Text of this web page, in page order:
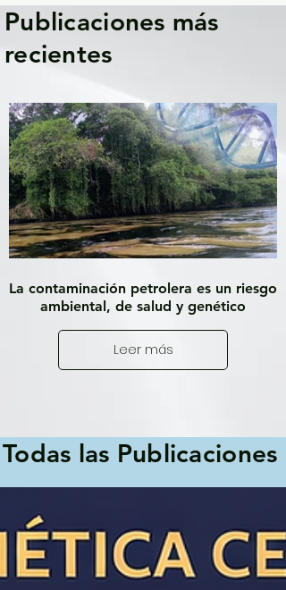
Publicaciones más
recientes
La contaminación petrolera es un riesgo
ambiental, de salud y genético
Leer más
Todas las Publicaciones